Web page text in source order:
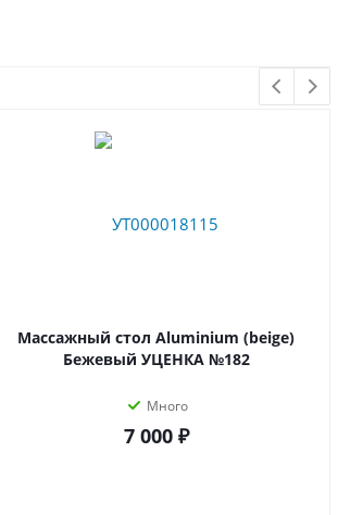
Массажный стол Aluminium (beige)
Бежевый УЦЕНКА №182
Много
7 000 ₽